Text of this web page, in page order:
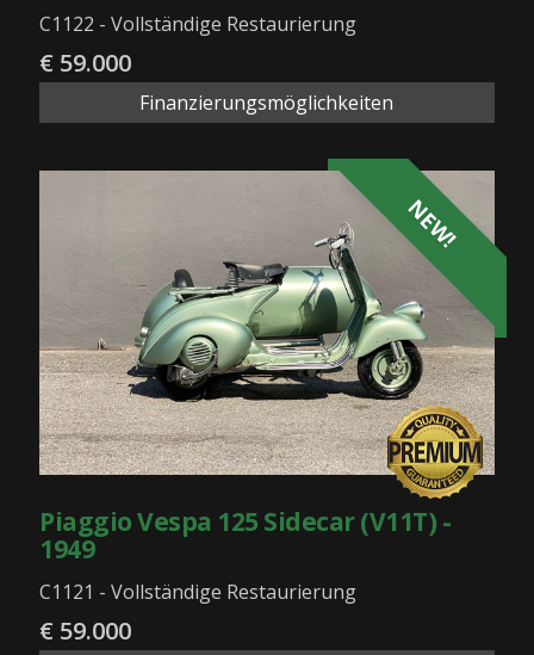
C1122 - Vollständige Restaurierung
€ 59.000
Finanzierungsmöglichkeiten
NEW!
Piaggio Vespa 125 Sidecar (V11T) -
1949
C1121 - Vollständige Restaurierung
€ 59.000